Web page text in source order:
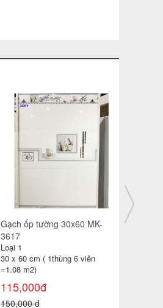
Gạch ốp tường 30x60 Hace-
RT3605
Loại 1
30 x 60 cm ( 1thùng 6 viên
=1.08 m2)
119,000đ
150,000 đ
Gạch ốp